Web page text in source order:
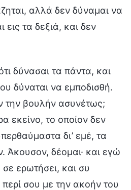
αλλά δεν δύναμαι να
εις τα δεξιά, και δεν
δύνασαι τα πάντα, και
δύναται να εμποδισθή.
την βουλήν ασυνέτως;
εκείνο, το οποίον δεν
δι’ εμέ, τα
Άκουσον, δέομαι· και εγώ
ερωτήσει, και συ
σου με την ακοήν του